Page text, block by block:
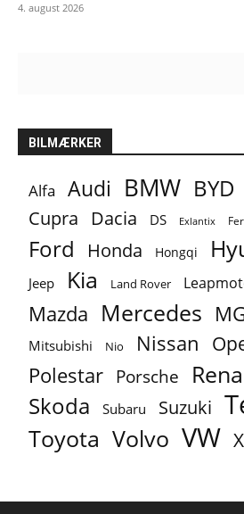
4. august 2026
BILMÆRKER
Alfa Audi BMW BYD
Cupra Dacia DS Exlantix
Ford Honda Hongqi
Jeep Kia Land Rover
Mazda Mercedes
Mitsubishi Nio Nissan
Polestar Porsche
Skoda Subaru Suzuki
Toyota Volvo VW